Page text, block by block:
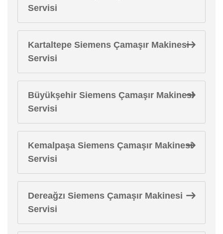
Servisi
Kartaltepe Siemens Çamaşır Makinesi
Servisi
Büyükşehir Siemens Çamaşır Makinesi
Servisi
Kemalpaşa Siemens Çamaşır Makinesi
Servisi
Dereağzı Siemens Çamaşır Makinesi
Servisi